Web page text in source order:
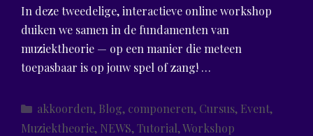
In deze tweedelige, interactieve online workshop
duiken we samen in de fundamenten van
muziektheorie — op een manier die meteen
toepasbaar is op jouw spel of zang! …
Categories
akkoorden, Blog, componeren, Cursus, Event,
Muziektheorie, NEWS, Tutorial,Workshop